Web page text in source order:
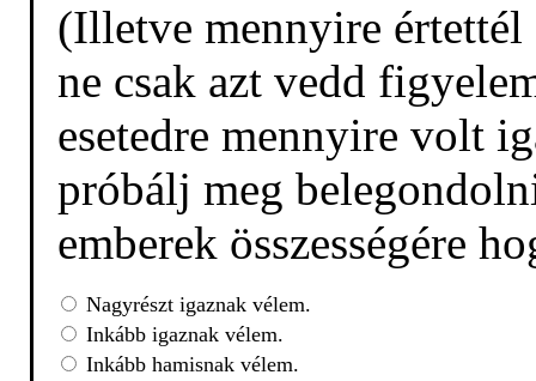
(Illetve mennyire
ne csak azt vedd
esetedre mennyire volt
próbálj meg
emberek összességére
Nagyrészt igaznak vélem.
Inkább igaznak vélem.
Inkább hamisnak vélem.